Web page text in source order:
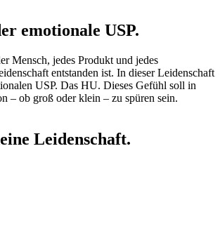
emotionale USP.
Mensch, jedes Produkt und jedes
entstanden ist. In dieser Leidenschaft
USP. Das HU. Dieses Gefühl soll in
– ob groß oder klein – zu spüren sein.
Leidenschaft.